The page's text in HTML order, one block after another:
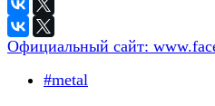
Официальный сайт:
#metal